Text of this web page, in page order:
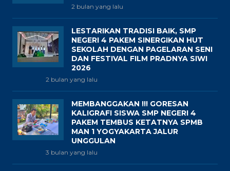
2 bulan yang lalu
LESTARIKAN TRADISI BAIK, SMP
NEGERI 4 PAKEM SINERGIKAN HUT
SEKOLAH DENGAN PAGELARAN SENI
DAN FESTIVAL FILM PRADNYA SIWI
2026
2 bulan yang lalu
MEMBANGGAKAN !!! GORESAN
KALIGRAFI SISWA SMP NEGERI 4
PAKEM TEMBUS KETATNYA SPMB
MAN 1 YOGYAKARTA JALUR
UNGGULAN
3 bulan yang lalu